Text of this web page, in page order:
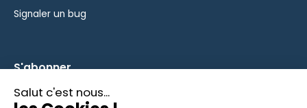
Signaler un bug
S'abonner
Inscrivez-vous à notre newsletter pour rester informé des
fonctionnalités et des nouveautés.